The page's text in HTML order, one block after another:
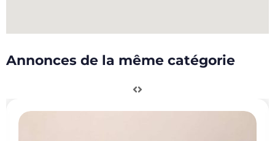
Annonces de la même catégorie